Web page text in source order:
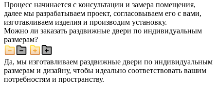
Процесс начинается с консультации и замера помещения,
далее мы разрабатываем проект, согласовываем его с вами,
изготавливаем изделия и производим установку.
Можно ли заказать раздвижные двери по индивидуальным
размерам?
Да, мы изготавливаем раздвижные двери по индивидуальным
размерам и дизайну, чтобы идеально соответствовать вашим
потребностям и пространству.